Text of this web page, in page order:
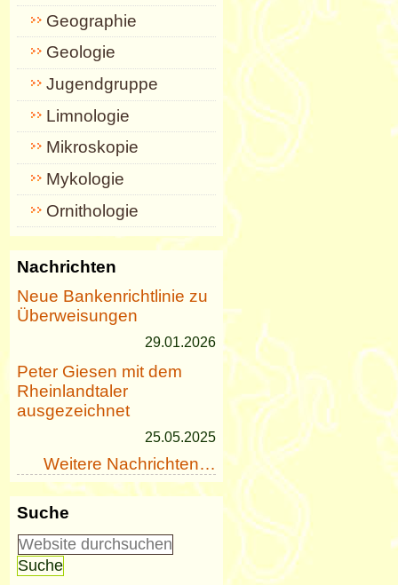
Geographie
Geologie
Jugendgruppe
Limnologie
Mikroskopie
Mykologie
Ornithologie
Nachrichten
Neue Bankenrichtlinie zu
Überweisungen
29.01.2026
Peter Giesen mit dem
Rheinlandtaler
ausgezeichnet
25.05.2025
Weitere Nachrichten…
Suche